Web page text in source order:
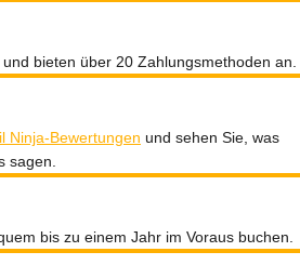
bieten über 20 Zahlungsmethoden an.
Ninja-Bewertungen und sehen Sie, was
sagen.
bis zu einem Jahr im Voraus buchen.